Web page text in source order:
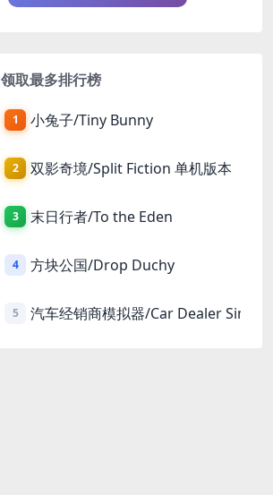
领取最多排行榜
1 小兔子/Tiny Bunny
2 双影奇境/Split Fiction 单机版本
3 末日行者/To the Eden
4 方块公国/Drop Duchy
5 汽车经销商模拟器/Car Dealer